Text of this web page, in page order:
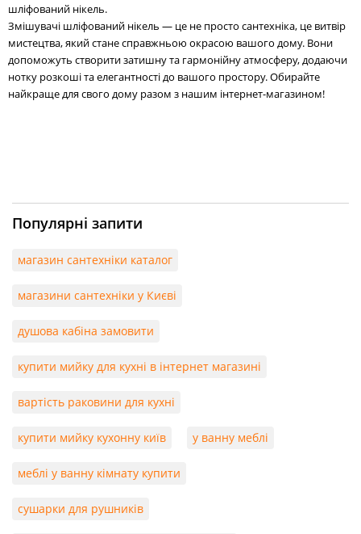
шліфований нікель.
Змішувачі шліфований нікель — це не просто сантехніка, це витвір
мистецтва, який стане справжньою окрасою вашого дому. Вони
допоможуть створити затишну та гармонійну атмосферу, додаючи
нотку розкоші та елегантності до вашого простору. Обирайте
найкраще для свого дому разом з нашим інтернет-магазином!
Популярні запити
магазин сантехніки каталог
магазини сантехніки у Києві
душова кабіна замовити
купити мийку для кухні в інтернет магазині
вартість раковини для кухні
купити мийку кухонну київ у ванну меблі
меблі у ванну кімнату купити
сушарки для рушників